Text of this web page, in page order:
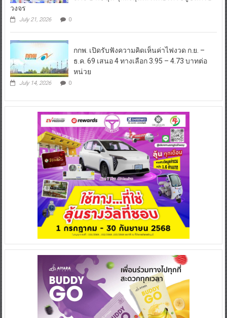
วงจร
July 21, 2026 0
กกพ. เปิดรับฟังความคิดเห็นค่าไฟงวด ก.ย. –
ธ.ค. 69 เสนอ 4 ทางเลือก 3.95 – 4.73 บาทต่อ
หน่วย
July 14, 2026 0